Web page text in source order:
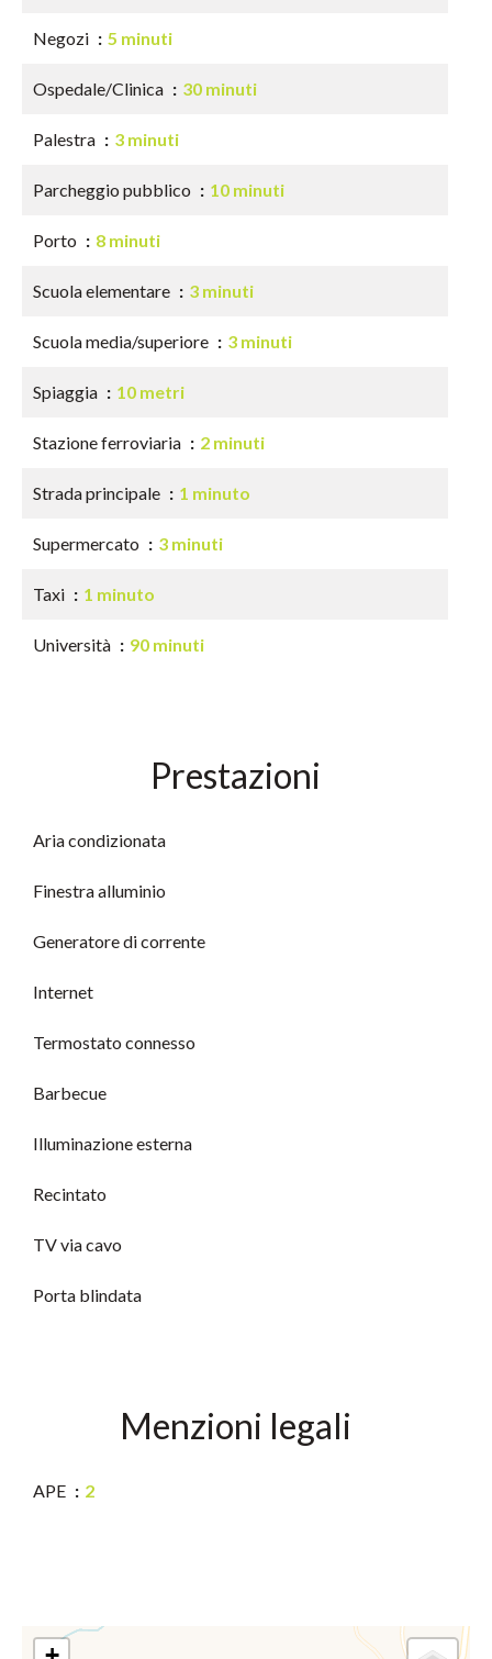
Negozi 5 minuti
Ospedale/Clinica 30 minuti
Palestra 3 minuti
Parcheggio pubblico 10 minuti
Porto 8 minuti
Scuola elementare 3 minuti
Scuola media/superiore 3 minuti
Spiaggia 10 metri
Stazione ferroviaria 2 minuti
Strada principale 1 minuto
Supermercato 3 minuti
Taxi 1 minuto
Università 90 minuti
Prestazioni
Aria condizionata
Finestra alluminio
Generatore di corrente
Internet
Termostato connesso
Barbecue
Illuminazione esterna
Recintato
TV via cavo
Porta blindata
Menzioni legali
APE 2